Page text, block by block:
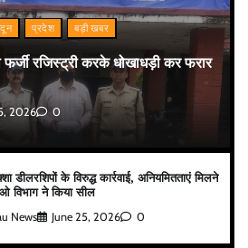
प्रदेश बड़ी खबर
रजिस्ट्री करके धोखाधड़ी कर फरार
2026 0
डीलरशिपों के विरुद्ध कार्रवाई, अनियमितताएं मिलने
विभाग ने किया सील
News June 25, 2026 0